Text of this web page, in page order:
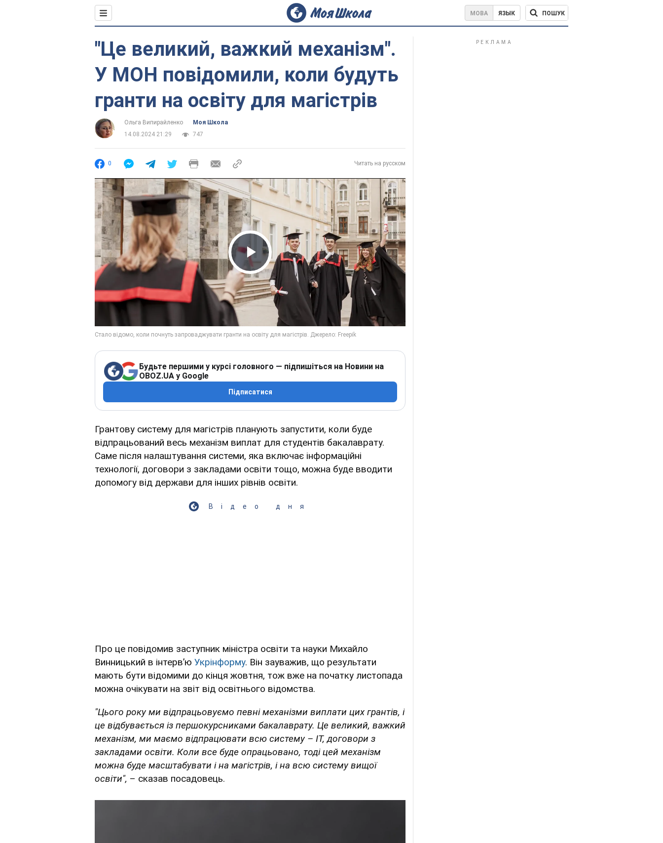
МОВА ЯЗЫК ПОШУК
"Це великий, важкий механізм".
У МОН повідомили, коли будуть
гранти на освіту для магістрів
Ольга Випирайленко
Моя Школа
14.08.2024 21:29
747
0 Читать на русском
Play Video
Будьте першими у курсі головного — підпишіться на Новини на
OBOZ.UA у Google
Підписатися
Грантову систему для магістрів планують запустити, коли буде
відпрацьований весь механізм виплат для студентів бакалаврату.
Саме після налаштування системи, яка включає інформаційні
технології, договори з закладами освіти тощо, можна буде вводити
допомогу від держави для інших рівнів освіти.
Відео дня
Про це повідомив заступник міністра освіти та науки Михайло
Винницький в інтервʼю Укрінформу. Він зауважив, що результати
мають бути відомими до кінця жовтня, тож вже на початку листопада
можна очікувати на звіт від освітнього відомства.
"Цього року ми відпрацьовуємо певні механізми виплати цих грантів, і
це відбувається із першокурсниками бакалаврату. Це великий, важкий
механізм, ми маємо відпрацювати всю систему – IT, договори з
закладами освіти. Коли все буде опрацьовано, тоді цей механізм
можна буде масштабувати і на магістрів, і на всю систему вищої
освіти", – сказав посадовець.